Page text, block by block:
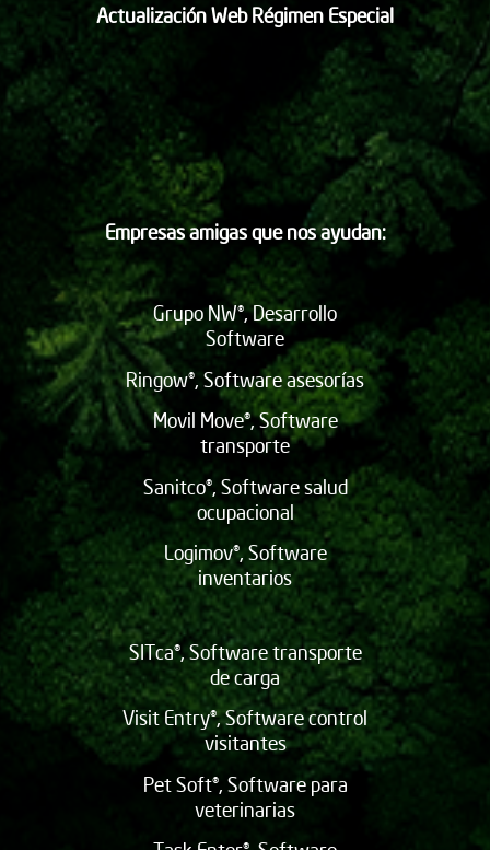
Actualización Web Régimen Especial
Empresas amigas que nos ayudan:
Grupo NW®, Desarrollo
Software
Ringow®, Software asesorías
Movil Move®, Software
transporte
Sanitco®, Software salud
ocupacional
Logimov®, Software
inventarios
SITca®, Software transporte
de carga
Visit Entry®, Software control
visitantes
Pet Soft®, Software para
veterinarias